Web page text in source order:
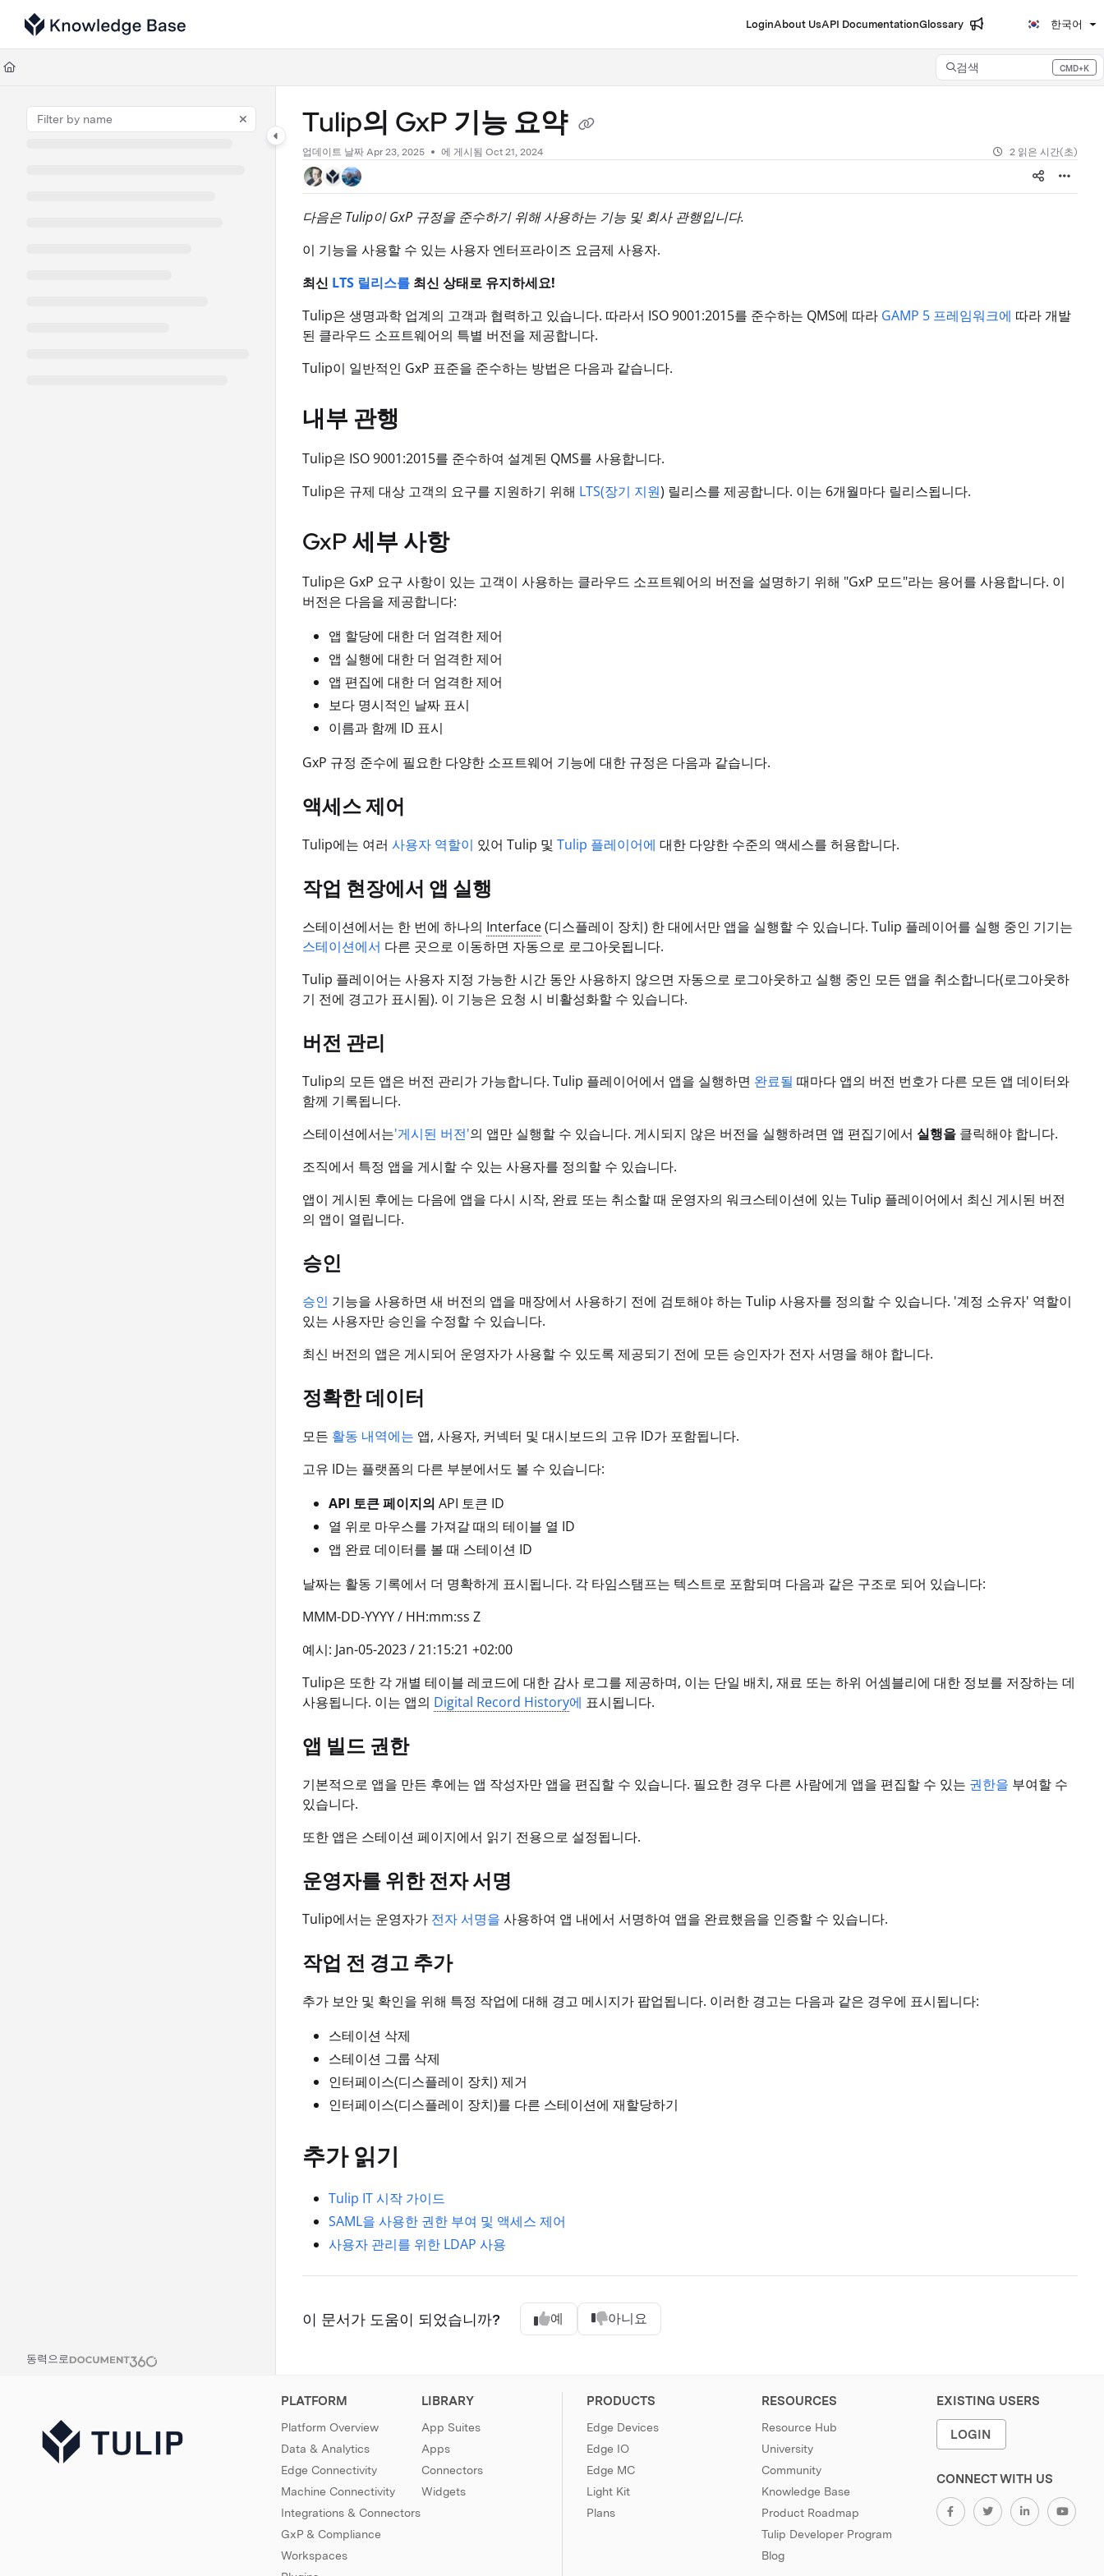
Documentation Index
Fetch the complete documentation index at:
Use this file to discover all available pages before exploring further.
LoginAbout UsAPI DocumentationGlossary 한국어
검색 CMD+K
Press CMD+K to open search
동력으로
Tulip의 GxP 기능 요약
업데이트 날짜 Apr 23, 2025 에 게시됨 Oct 21, 2024 2 읽은 시간(초)
다음은 Tulip이 GxP 규정을 준수하기 위해 사용하는 기능 및 회사 관행입니다.
이 기능을 사용할 수 있는 사용자 엔터프라이즈 요금제 사용자.
최신 LTS 릴리스를 최신 상태로 유지하세요!
Tulip은 생명과학 업계의 고객과 협력하고 있습니다. 따라서 ISO 9001:2015를 준수하는 QMS에 따라 GAMP 5 프레임워크에 따라 개발
된 클라우드 소프트웨어의 특별 버전을 제공합니다.
Tulip이 일반적인 GxP 표준을 준수하는 방법은 다음과 같습니다.
내부 관행
Tulip은 ISO 9001:2015를 준수하여 설계된 QMS를 사용합니다.
Tulip은 규제 대상 고객의 요구를 지원하기 위해 LTS(장기 지원) 릴리스를 제공합니다. 이는 6개월마다 릴리스됩니다.
GxP 세부 사항
Tulip은 GxP 요구 사항이 있는 고객이 사용하는 클라우드 소프트웨어의 버전을 설명하기 위해 "GxP 모드"라는 용어를 사용합니다. 이
버전은 다음을 제공합니다:
앱 할당에 대한 더 엄격한 제어
앱 실행에 대한 더 엄격한 제어
앱 편집에 대한 더 엄격한 제어
보다 명시적인 날짜 표시
이름과 함께 ID 표시
GxP 규정 준수에 필요한 다양한 소프트웨어 기능에 대한 규정은 다음과 같습니다.
액세스 제어
Tulip에는 여러 사용자 역할이 있어 Tulip 및 Tulip 플레이어에 대한 다양한 수준의 액세스를 허용합니다.
작업 현장에서 앱 실행
스테이션에서는 한 번에 하나의 Interface(디스플레이 장치) 한 대에서만 앱을 실행할 수 있습니다. Tulip 플레이어를 실행 중인 기기는
스테이션에서 다른 곳으로 이동하면 자동으로 로그아웃됩니다.
Tulip 플레이어는 사용자 지정 가능한 시간 동안 사용하지 않으면 자동으로 로그아웃하고 실행 중인 모든 앱을 취소합니다(로그아웃하
기 전에 경고가 표시됨). 이 기능은 요청 시 비활성화할 수 있습니다.
버전 관리
Tulip의 모든 앱은 버전 관리가 가능합니다. Tulip 플레이어에서 앱을 실행하면 완료될 때마다 앱의 버전 번호가 다른 모든 앱 데이터와
함께 기록됩니다.
스테이션에서는'게시된 버전'의 앱만 실행할 수 있습니다. 게시되지 않은 버전을 실행하려면 앱 편집기에서 실행을 클릭해야 합니다.
조직에서 특정 앱을 게시할 수 있는 사용자를 정의할 수 있습니다.
앱이 게시된 후에는 다음에 앱을 다시 시작, 완료 또는 취소할 때 운영자의 워크스테이션에 있는 Tulip 플레이어에서 최신 게시된 버전
의 앱이 열립니다.
승인
승인 기능을 사용하면 새 버전의 앱을 매장에서 사용하기 전에 검토해야 하는 Tulip 사용자를 정의할 수 있습니다. '계정 소유자' 역할이
있는 사용자만 승인을 수정할 수 있습니다.
최신 버전의 앱은 게시되어 운영자가 사용할 수 있도록 제공되기 전에 모든 승인자가 전자 서명을 해야 합니다.
정확한 데이터
모든 활동 내역에는 앱, 사용자, 커넥터 및 대시보드의 고유 ID가 포함됩니다.
고유 ID는 플랫폼의 다른 부분에서도 볼 수 있습니다:
API 토큰 페이지의 API 토큰 ID
열 위로 마우스를 가져갈 때의 테이블 열 ID
앱 완료 데이터를 볼 때 스테이션 ID
날짜는 활동 기록에서 더 명확하게 표시됩니다. 각 타임스탬프는 텍스트로 포함되며 다음과 같은 구조로 되어 있습니다:
MMM-DD-YYYY / HH:mm:ss Z
예시: Jan-05-2023 / 21:15:21 +02:00
Tulip은 또한 각 개별 테이블 레코드에 대한 감사 로그를 제공하며, 이는 단일 배치, 재료 또는 하위 어셈블리에 대한 정보를 저장하는 데
사용됩니다. 이는 앱의 Digital Record History에 표시됩니다.
앱 빌드 권한
기본적으로 앱을 만든 후에는 앱 작성자만 앱을 편집할 수 있습니다. 필요한 경우 다른 사람에게 앱을 편집할 수 있는 권한을 부여할 수
있습니다.
또한 앱은 스테이션 페이지에서 읽기 전용으로 설정됩니다.
운영자를 위한 전자 서명
Tulip에서는 운영자가 전자 서명을 사용하여 앱 내에서 서명하여 앱을 완료했음을 인증할 수 있습니다.
작업 전 경고 추가
추가 보안 및 확인을 위해 특정 작업에 대해 경고 메시지가 팝업됩니다. 이러한 경고는 다음과 같은 경우에 표시됩니다:
스테이션 삭제
스테이션 그룹 삭제
인터페이스(디스플레이 장치) 제거
인터페이스(디스플레이 장치)를 다른 스테이션에 재할당하기
추가 읽기
Tulip IT 시작 가이드
SAML을 사용한 권한 부여 및 액세스 제어
사용자 관리를 위한 LDAP 사용
이 문서가 도움이 되었습니까? 예 아니요
PLATFORM
Platform Overview
Data & Analytics
Edge Connectivity
Machine Connectivity
Integrations & Connectors
GxP & Compliance
Workspaces
LIBRARY
App Suites
Apps
Connectors
Widgets
PRODUCTS
Edge Devices
Edge IO
Edge MC
Light Kit
Plans
RESOURCES
Resource Hub
University
Community
Knowledge Base
Product Roadmap
Tulip Developer Program
Blog
EXISTING USERS
LOGIN
CONNECT WITH US